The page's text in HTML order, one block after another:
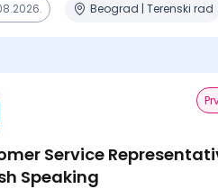
Beograd | Terenski rad
Service
Speaking